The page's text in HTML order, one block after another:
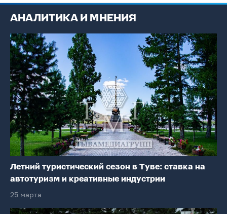
АНАЛИТИКА И МНЕНИЯ
Летний туристический сезон в Туве: ставка на
автотуризм и креативные индустрии
25 марта